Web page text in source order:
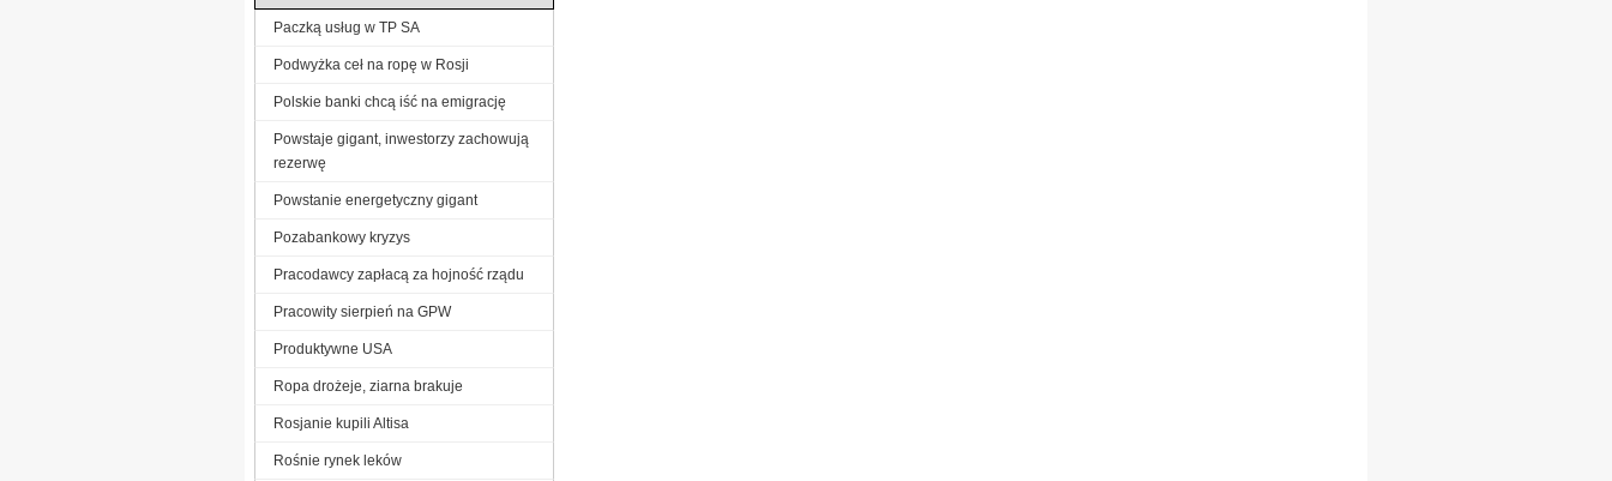
Paczką usług w TP SA
Podwyżka ceł na ropę w Rosji
Polskie banki chcą iść na emigrację
Powstaje gigant, inwestorzy zachowują
rezerwę
Powstanie energetyczny gigant
Pozabankowy kryzys
Pracodawcy zapłacą za hojność rządu
Pracowity sierpień na GPW
Produktywne USA
Ropa drożeje, ziarna brakuje
Rosjanie kupili Altisa
Rośnie rynek leków